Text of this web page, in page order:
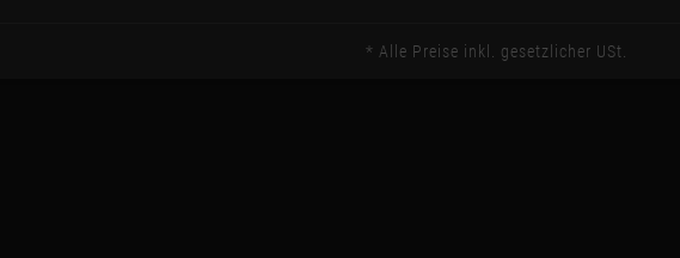
* Alle Preise inkl. gesetzlicher USt.